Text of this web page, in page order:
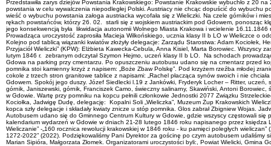
Przedstawiła zarys dziejów Powstania Krakowskiego: Powstanie Krakowskie wybuchło z 20
powstania w celu wywalczenia niepodległej Polski. Austriacy nie chcąc dopuścić do
wieść o wybuchu powstania załoga austriacka wycofała się z Wieliczki. Na czele górników i
rękach powstańców, którzy 26. 02. starli się z wojskiem austriackim pod Gdowem, ponosząc
jego konsekwencją była likwidacja autonomii Wolnego Miasta Krakowa i wcielenie
Prowadząca uroczystość zaprosiła Macieja Wilkońskiego, ucznia klasy II b LO w Wieliczce o
Kolejno pod tablicą wiązanki kwiatów złożyły delegacje: Zarządu Starostwa: Adam Kociołek,
Przyjaciół Wieliczki” (KPW): Elżbieta Kawecka-Cebula, Anna Kisiel, Marta Borowiec. Wszyscy
lutym 1846 r. zebranym odczytał Szymon Hejmo, uczeń klasy II b LO. Na schodach
Gdowa na parking przy cmentarzu. Po opuszczeniu autobusu udano się na cmentarz przed
pomnika stoi kamienny krzyż z napisem: „Boże Zbaw Polskę”. Pod krzyżem rzeźba młodej
cokole z trzech stron granitowe tablice z napisami: „Rachel płacząca synów swoich i nie
Gdowem. Spokój jego duszy. Józef Siedlecki l.19 z Jankówki, Fryderyk Locher – Ritter,
górnik, Janiszewski, górnik, Franciszek Camo, świeczny salinarny, Skawiński, Antoni
w Gdowie. Wartę przy pomniku na kopcu pełnili członkowie Jednostki 2077 Związku
Kociołka, Jadwigę Dudę, delegację: Kopalni Soli „Wieliczka”, Muzeum Żup Krakowskich
kopca szły delegacje i składały kwiaty znicze u stóp pomnika. Glos zabrał Zbigniew Wojas.
Autobusem udano się do Gminnego Centrum Kultury w Gdowie, gdzie wszyscy częstowali
kalendarium wydarzeń w Gdowie w dniach 21-28 lutego 1846 roku napisanego przez księdza
Wieliczanie” -„160 rocznica rewolucji krakowskiej w 1846 roku - ku pamięci poległych
1272-2022” (2022). Podziękowaliśmy Pani Dyrektor za gościnę po czym autobusem
Marian Sipióra, Małgorzata Złomek. Organizatorami uroczystości byli:, Powiat Wielicki, Gmina